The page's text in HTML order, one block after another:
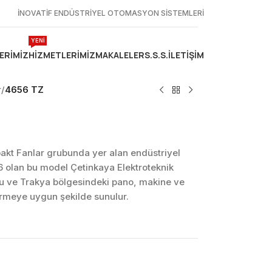
İNOVATİF ENDÜSTRİYEL OTOMASYON SİSTEMLERİ
HIZMETLERIMIZ
YENİ
MAKALELERS.S.S.İLETIŞIM
/4656 TZ
Fanlar grubunda yer alan endüstriyel
bu model Çetinkaya Elektroteknik
ve Trakya bölgesindeki pano, makine ve
uygun şekilde sunulur.